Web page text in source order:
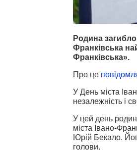
Родина
Франківська
Франківська».
Про це
У День міста
незалежність і
У цей день
міста Івано-
Юрій Бекало.
голови.